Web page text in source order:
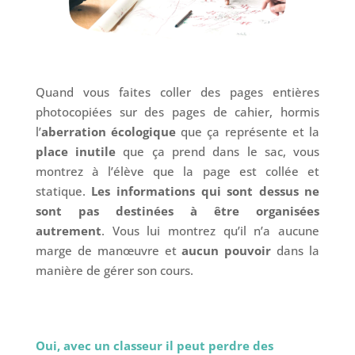
Quand vous faites coller des pages entières
photocopiées sur des pages de cahier, hormis
l’aberration écologique que ça représente et la
place inutile que ça prend dans le sac, vous
montrez à l’élève que la page est collée et
statique. Les informations qui sont dessus ne
sont pas destinées à être organisées
autrement. Vous lui montrez qu’il n’a aucune
marge de manœuvre etaucun pouvoir dans la
manière de gérer son cours.
Oui, avec un classeur il peut perdre des